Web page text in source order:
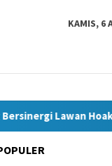
KAMIS, 6
Lawan Hoaks,